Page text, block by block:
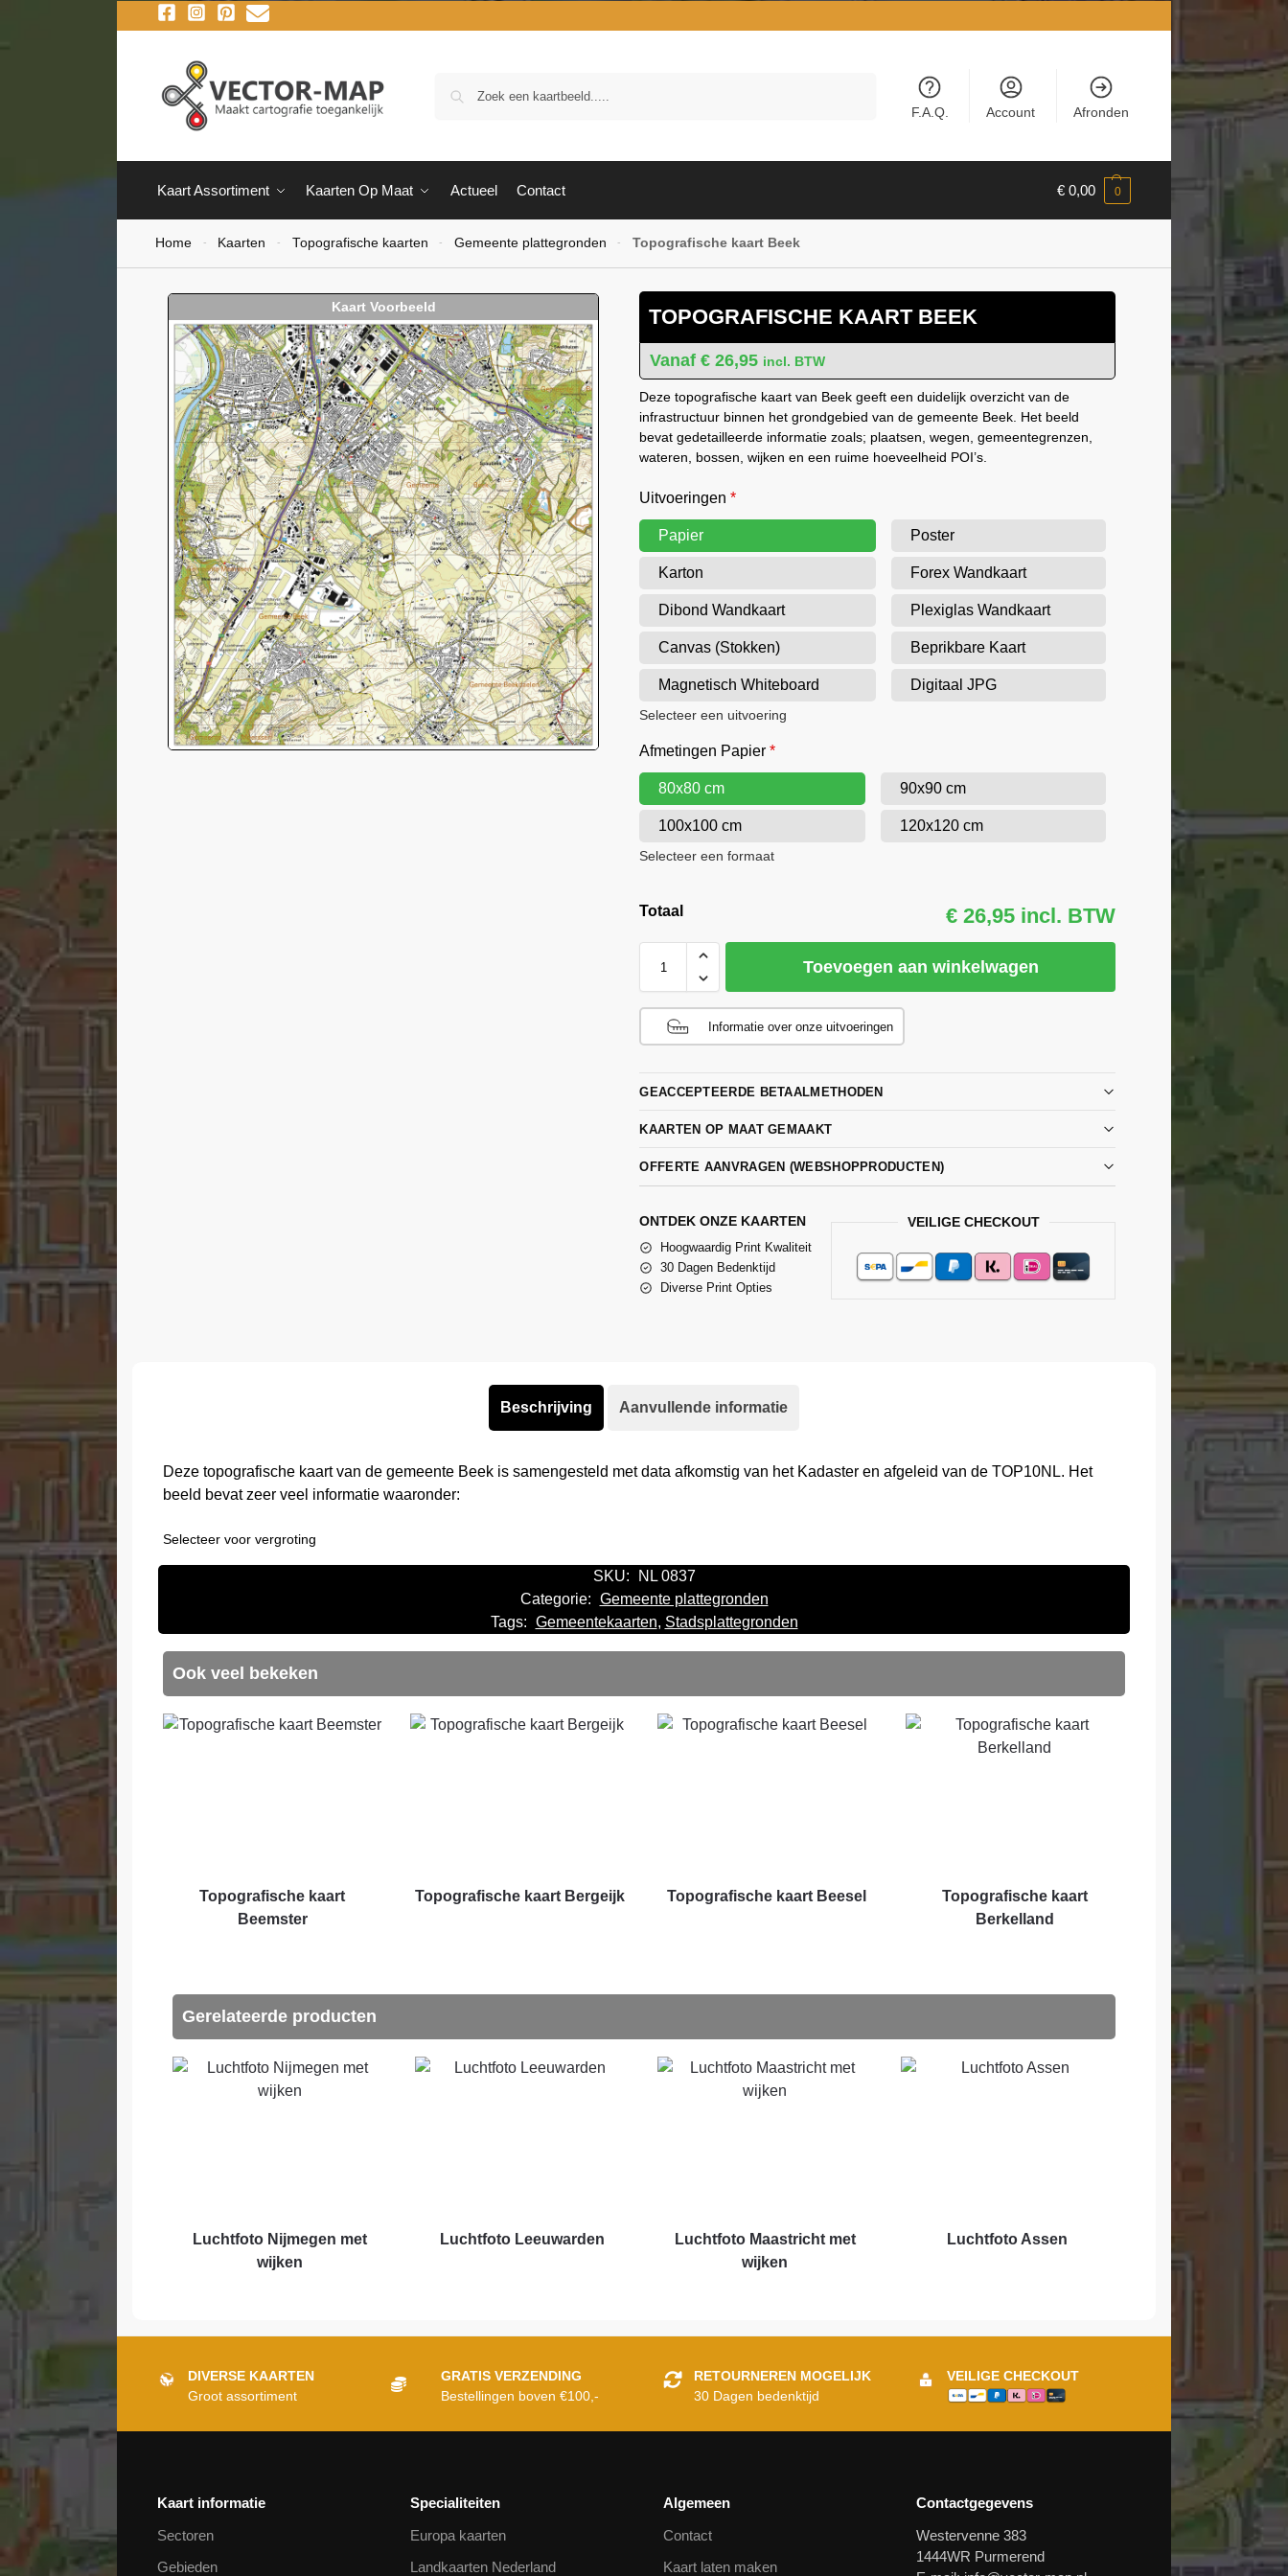
F.A.Q. Account Afronden
Kaart Assortiment Kaarten Op Maat Actueel Contact € 0,00 0
Home - Kaarten - Topografische kaarten - Gemeente plattegronden - Topografische kaart Beek
TOPOGRAFISCHE KAART BEEK
€ 26,95 incl. BTW
Deze topografische kaart van Beek geeft een duidelijk overzicht van de
infrastructuur binnen het grondgebied van de gemeente Beek. Het beeld
bevat gedetailleerde informatie zoals; plaatsen, wegen, gemeentegrenzen,
wateren, bossen, wijken en een ruime hoeveelheid POI’s.
Uitvoeringen *
Papier Poster
Karton Forex Wandkaart
Dibond Wandkaart Plexiglas Wandkaart
Canvas (Stokken) Beprikbare Kaart
Magnetisch Whiteboard Digitaal JPG
Selecteer een uitvoering
Afmetingen Papier *
80x80 cm 90x90 cm
100x100 cm 120x120 cm
Selecteer een formaat
Totaal € 26,95 incl. BTW
Toevoegen aan winkelwagen
Informatie over onze uitvoeringen
GEACCEPTEERDE BETAALMETHODEN
KAARTEN OP MAAT GEMAAKT
OFFERTE AANVRAGEN (WEBSHOPPRODUCTEN)
ONTDEK ONZE KAARTEN
Hoogwaardig Print Kwaliteit
30 Dagen Bedenktijd
Diverse Print Opties
VEILIGE CHECKOUT
Beschrijving Aanvullende informatie
Deze topografische kaart van de gemeente Beek is samengesteld met data afkomstig van het Kadaster en afgeleid van de TOP10NL. Het
beeld bevat zeer veel informatie waaronder:
Selecteer voor vergroting
SKU:
NL 0837
Categorie: Gemeente plattegronden
Tags: Gemeentekaarten, Stadsplattegronden
Ook veel bekeken
Topografische kaart
Beemster
Topografische kaart Bergeijk Topografische kaart Beesel
Topografische kaart
Berkelland
Gerelateerde producten
Luchtfoto Nijmegen met
wijken
Luchtfoto Leeuwarden
Luchtfoto Maastricht met
wijken
Luchtfoto Assen
DIVERSE KAARTEN
Groot assortiment
GRATIS VERZENDING
Bestellingen boven €100,-
RETOURNEREN MOGELIJK
30 Dagen bedenktijd
VEILIGE CHECKOUT
Kaart informatie
Sectoren
Gebieden
Specialiteiten
Europa kaarten
Landkaarten Nederland
Algemeen
Contact
Kaart laten maken
Contactgegevens
Westervenne 383
1444WR Purmerend